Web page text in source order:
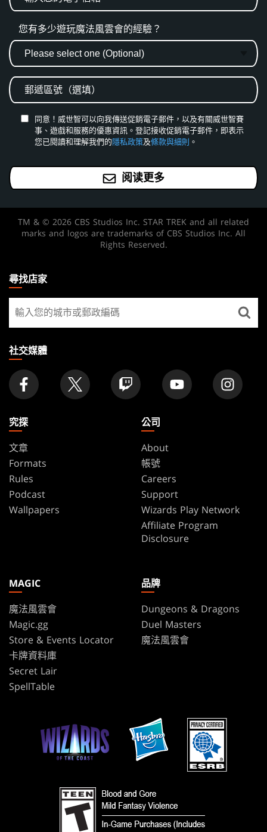
您有多少遊玩魔法風雲會的經驗？
同意！威世智可以向我傳送促銷電子郵件，以及有關威世智賽
事、遊戲和服務的優惠資訊。登記接收促銷電子郵件，即表示
您已閱讀和理解我們的隱私政策及條款與細則 。
阅读更多
TM & © 2026 CBS Studios Inc. STAR TREK and all related
marks and logos are trademarks of CBS Studios Inc. All
Rights Reserved.
THE
GATHERING
FOOTER
尋找店家
尋
找
家
社交媒體
究探
文章
Formats
Rules
Podcast
Wallpapers
公司
About
帳號
Careers
Support
Wizards Play Network
Affiliate Program
Disclosure
MAGIC
魔法風雲會
Magic.gg
Store & Events Locator
卡牌資料庫
Secret Lair
SpellTable
品牌
Dungeons & Dragons
Duel Masters
魔法風雲會